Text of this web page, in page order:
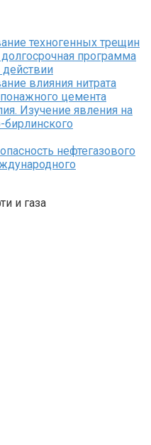
техногенных трещин
программа
влияния нитрата
цемента
Изучение явления на
нефтегазового
и газа